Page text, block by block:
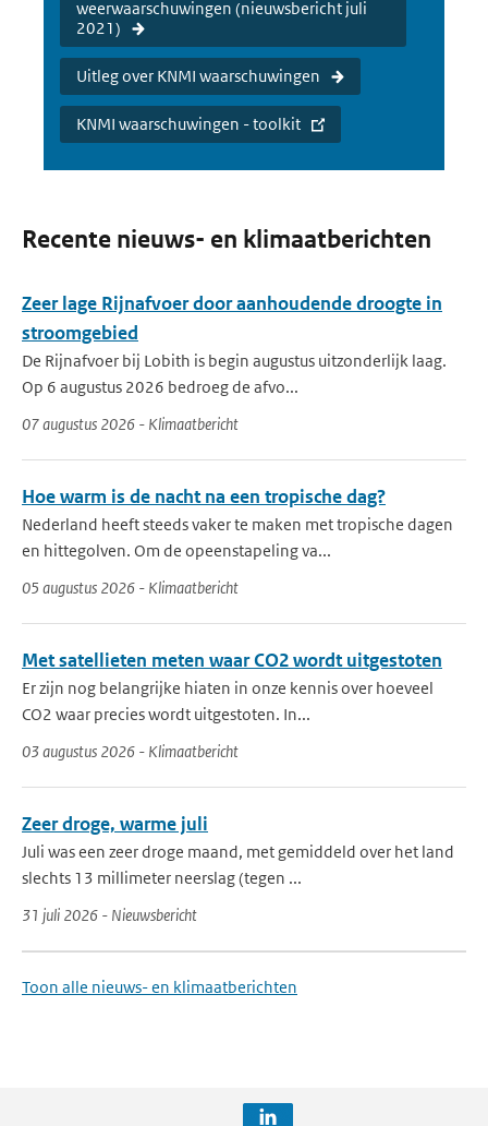
weerwaarschuwingen (nieuwsbericht juli
2021)
Uitleg over KNMI waarschuwingen
KNMI waarschuwingen - toolkit
Recente nieuws- en klimaatberichten
Zeer lage Rijnafvoer door aanhoudende droogte in
stroomgebied
De Rijnafvoer bij Lobith is begin augustus uitzonderlijk laag.
Op 6 augustus 2026 bedroeg de afvo...
07 augustus 2026 - Klimaatbericht
Hoe warm is de nacht na een tropische dag?
Nederland heeft steeds vaker te maken met tropische dagen
en hittegolven. Om de opeenstapeling va...
05 augustus 2026 - Klimaatbericht
Met satellieten meten waar CO2 wordt uitgestoten
Er zijn nog belangrijke hiaten in onze kennis over hoeveel
CO2 waar precies wordt uitgestoten. In...
03 augustus 2026 - Klimaatbericht
Zeer droge, warme juli
Juli was een zeer droge maand, met gemiddeld over het land
slechts 13 millimeter neerslag (tegen ...
31 juli 2026 - Nieuwsbericht
Toon alle nieuws- en klimaatberichten